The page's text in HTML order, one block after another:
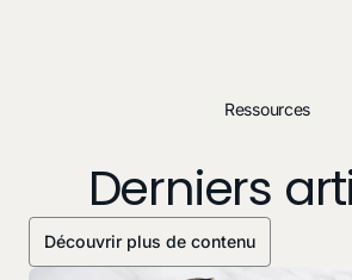
Ressources
Derniers
Découvrir plus de contenu